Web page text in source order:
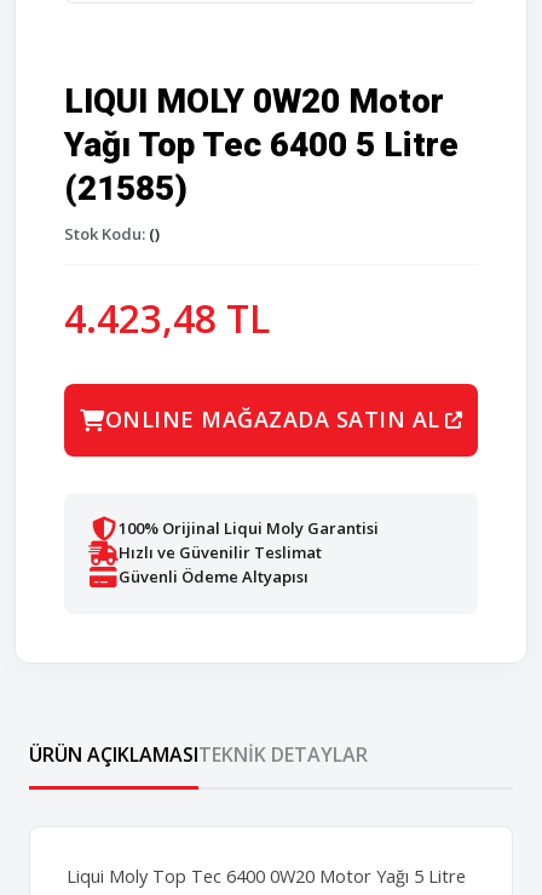
LIQUI MOLY 0W20 Motor
Yağı Top Tec 6400 5 Litre
(21585)
Stok Kodu: ()
4.423,48 TL
ONLINE MAĞAZADA SATIN AL
100% Orijinal Liqui Moly Garantisi
Hızlı ve Güvenilir Teslimat
Güvenli Ödeme Altyapısı
ÜRÜN AÇIKLAMASITEKNIK DETAYLAR
Liqui Moly Top Tec 6400 0W20 Motor Yağı 5 Litre